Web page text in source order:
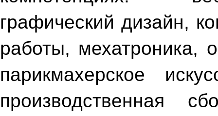
графический дизайн,
работы, мехатроника,
парикмахерское
производственная